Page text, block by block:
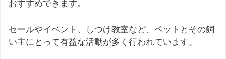
おすすめできます。
セールやイベント、しつけ教室など、ペットとその飼
い主にとって有益な活動が多く行われています。